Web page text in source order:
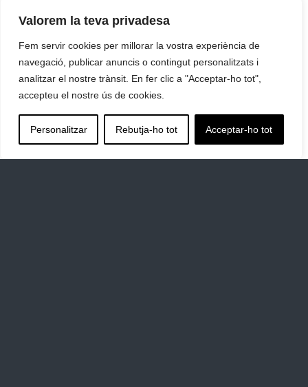
Valorem la teva privadesa
Fem servir cookies per millorar la vostra experiència de
navegació, publicar anuncis o contingut personalitzats i
analitzar el nostre trànsit. En fer clic a "Acceptar-ho tot",
accepteu el nostre ús de cookies.
Personalitzar Rebutja-ho tot Acceptar-ho tot